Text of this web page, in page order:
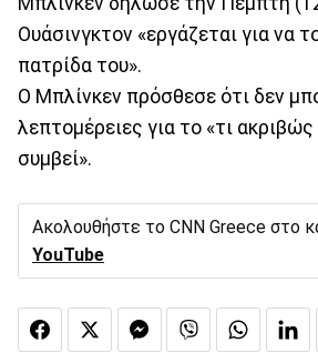
Ουάσινγκτον «εργάζεται για να
πατρίδα του».
Ο Μπλίνκεν πρόσθεσε ότι δεν
λεπτομέρειες για το «τι ακριβώς
συμβεί».
Ακολουθήστε το CNN Greece στο
YouTube